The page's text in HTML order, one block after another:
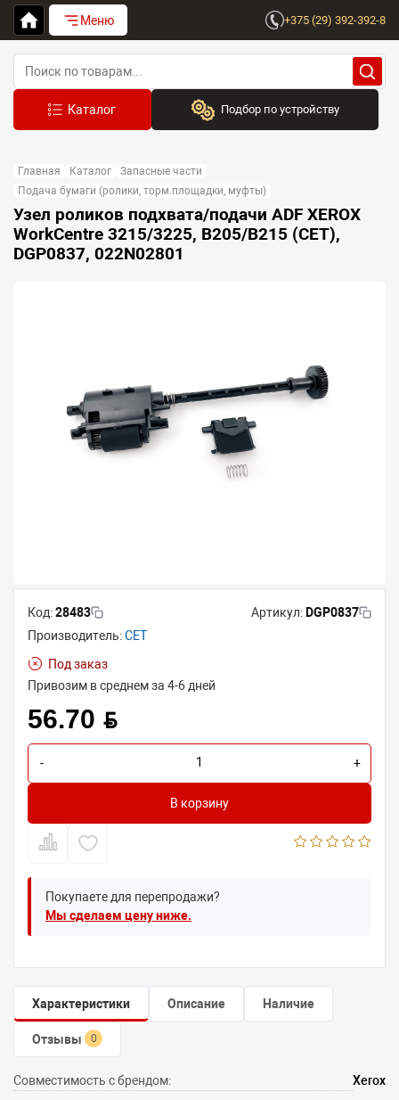
Меню +375 (29) 392-392-8
Подбор по устройству
Выберите бренд
Устройство:
Сначала выберите бренд
Главная Каталог
Запасные части
Подача бумаги (ролики, торм.площадки, муфты)
Узел роликов подхвата/подачи ADF XEROX
WorkCentre 3215/3225, B205/B215 (CET),
DGP0837, 022N02801
Код:28483 Артикул:DGP0837
Производитель:CET
Под заказ
Привозим в среднем за 4-6 дней
56.70 BYN
- +
В корзину
Покупаете для перепродажи?
Мы сделаем цену ниже.
Характеристики Описание Наличие
Отзывы 0
Совместимость с брендом: Xerox